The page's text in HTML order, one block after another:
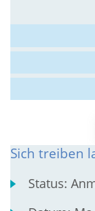
Sich treiben
Status: